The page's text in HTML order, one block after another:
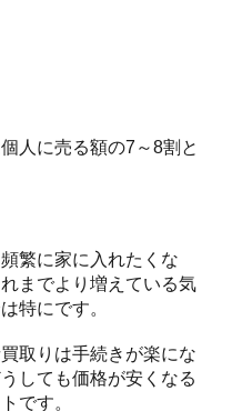
個人に売る額の7～8割と
繁に家に入れたくな
までより増えている気
特にです。
取りは手続きが楽にな
しても価格が安くなる
です。